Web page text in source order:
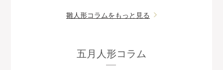
雛人形コラムをもっと見る
五月人形コラム